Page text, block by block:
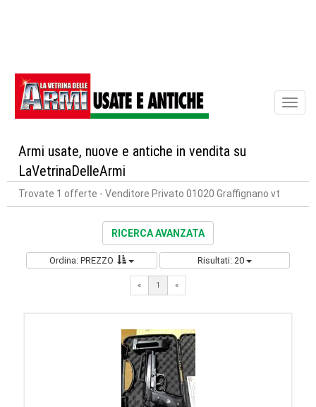
Armi usate, nuove e antiche in vendita su
LaVetrinaDelleArmi
Trovate 1 offerte - Venditore Privato 01020 Graffignano vt
RICERCA AVANZATA
Ordina: PREZZO Risultati: 20
« 1 «